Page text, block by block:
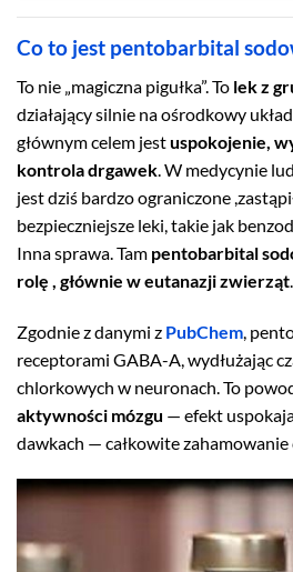
Co to jest pentobarbital
To nie „magiczna pigułka”. To lek z
działający silnie na ośrodkowy
głównym celem jestuspokojenie,
kontrola drgawek . W medycynie
jest dziś bardzo ograniczone
bezpieczniejsze leki, takie jak
Inna sprawa. Tam pentobarbital
rolę , głównie w eutanazji zwierząt
Zgodnie z danymi z PubChem ,
receptorami GABA-A, wydłużając
chlorkowych w neuronach. To
aktywności mózgu — efekt
dawkach — całkowite zahamowanie